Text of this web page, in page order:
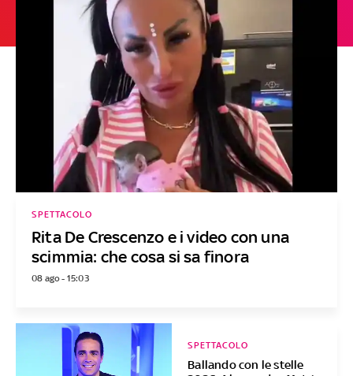
Rita De Crescenzo e i video con una
scimmia: che cosa si sa finora
SPETTACOLO
08 ago - 15:03
Ballando con le stelle
SPETTACOLO